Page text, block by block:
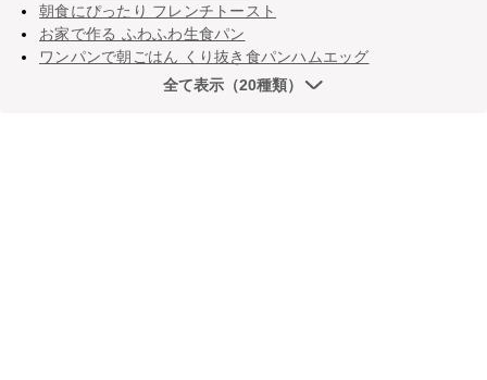
朝食にぴったり フレンチトースト
お家で作る ふわふわ生食パン
ワンパンで朝ごはん くり抜き食パンハムエッグ
全て表示（20種類）